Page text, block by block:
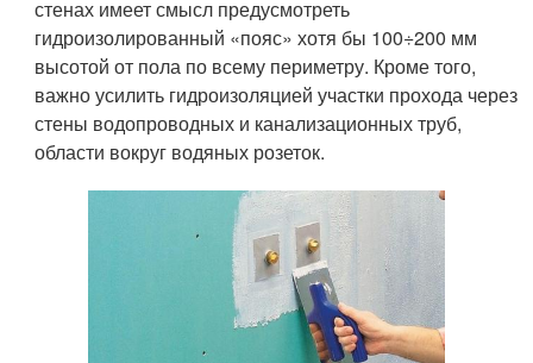
стенах имеет смысл предусмотреть
гидроизолированный «пояс» хотя бы 100÷200 мм
высотой от пола по всему периметру. Кроме того,
важно усилить гидроизоляцией участки прохода через
стены водопроводных и канализационных труб,
области вокруг водяных розеток.